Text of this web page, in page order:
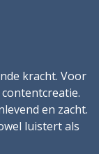
kracht. Voor
en zacht.
luistert als